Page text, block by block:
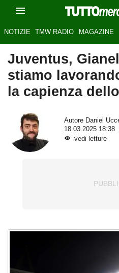
NOTIZIE TMW RADIO MAGAZINE
Juventus,
stiamo
la capienza
Autore Daniel
18.03.2025 18:38
vedi letture